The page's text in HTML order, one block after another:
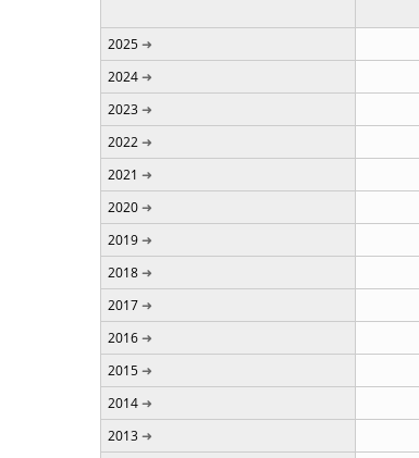
2025
2024
2023
2022
2021
2020
2019
2018
2017
2016
2015
2014
2013